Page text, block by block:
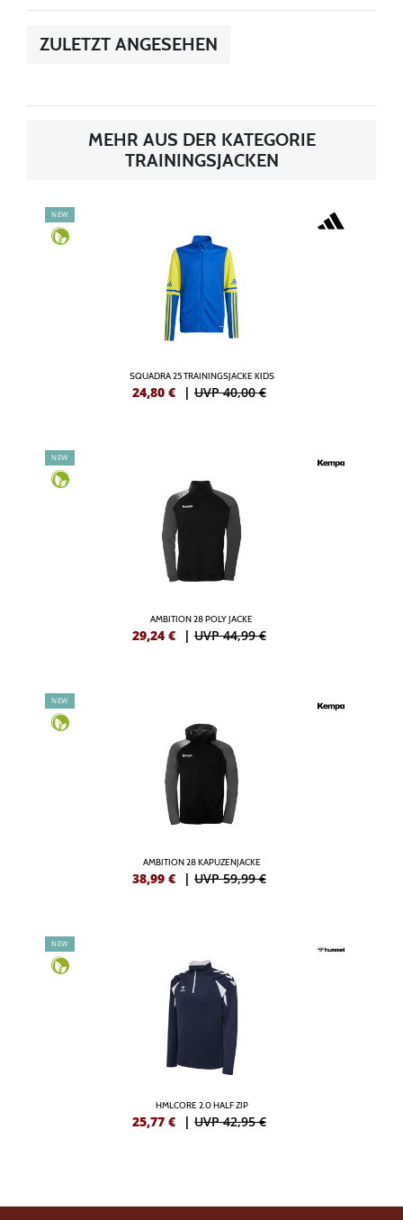
ZULETZT ANGESEHEN
MEHR AUS DER KATEGORIE
TRAININGSJACKEN
NEW
SQUADRA 25 TRAININGSJACKE KIDS
24,80 € | UVP 40,00 €
NEW
AMBITION 28 POLY JACKE
29,24 € | UVP 44,99 €
NEW
AMBITION 28 KAPUZENJACKE
38,99 € | UVP 59,99 €
NEW
HMLCORE 2.0 HALF ZIP
25,77 € | UVP 42,95 €